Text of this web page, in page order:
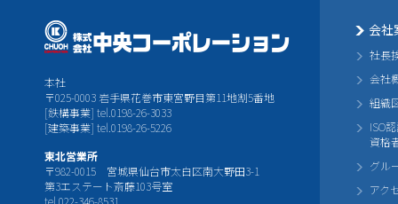
本社
〒025-0003 岩手県花巻市東宮野目第11地割5番地
[鉄構事業] tel.0198-26-3033
[建築事業] tel.0198-26-5226
東北営業所
〒982-0015 宮城県仙台市太白区南大野田3-1
第3エステート斎藤103号室
tel.022-346-8531
会社
社長
会社
組織
ISO
資格
グル
アク